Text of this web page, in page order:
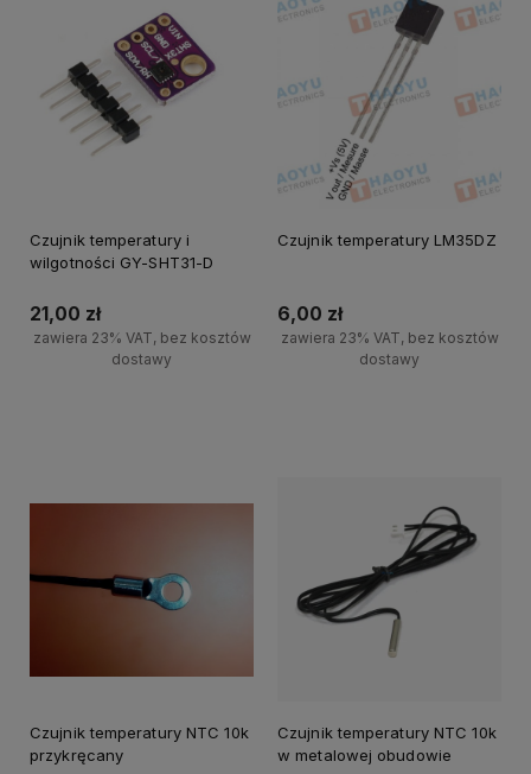
Czujnik temperatury i
wilgotności GY-SHT31-D
21,00 zł
zawiera 23% VAT, bez kosztów
dostawy
Czujnik temperatury LM35DZ
6,00 zł
zawiera 23% VAT, bez kosztów
dostawy
Czujnik temperatury NTC 10k
przykręcany
Czujnik temperatury NTC 10k
w metalowej obudowie